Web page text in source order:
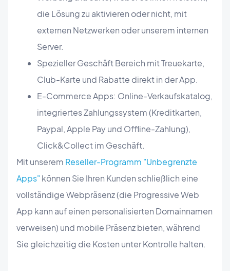
die Lösung zu aktivieren oder nicht, mit
externen Netzwerken oder unserem internen
Server.
Spezieller Geschäft Bereich mit Treuekarte,
Club-Karte und Rabatte direkt in der App.
E-Commerce Apps: Online-Verkaufskatalog,
integriertes Zahlungssystem (Kreditkarten,
Paypal, Apple Pay und Offline-Zahlung),
Click&Collect im Geschäft.
Mit unserem Reseller-Programm "Unbegrenzte
Apps" können Sie Ihren Kunden schließlich eine
vollständige Webpräsenz (die Progressive Web
App kann auf einen personalisierten Domainnamen
verweisen) und mobile Präsenz bieten, während
Sie gleichzeitig die Kosten unter Kontrolle halten.